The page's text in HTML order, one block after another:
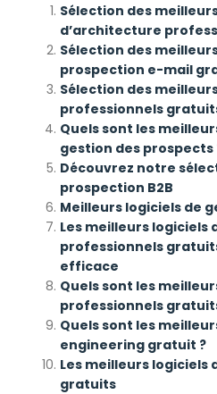
Sélection des
d’architecture
Sélection des
prospection e-mail
Sélection des
professionnels
Quels sont les
gestion des prospects
Découvrez notre
prospection B2B
Meilleurs logiciels de
Les meilleurs logiciels
professionnels
efficace
Quels sont les
professionnels
Quels sont les
engineering gratuit ?
Les meilleurs logiciels
gratuits